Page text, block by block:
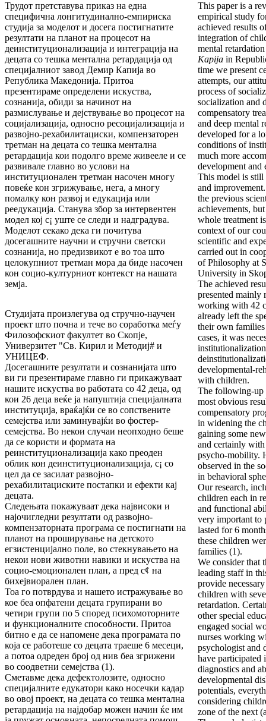
Трудот претставува приказ на една
специфична лонгитудинално-емпириска
студија за моделот и досега постигнатите
резултати на планот на процесот на
деинституционализација и интеграција на
децата со тешка ментална ретардација од
специјалниот завод Демир Капија во
Република Македонија. Притоа
презентираме определени искуства,
сознанија, обиди за начинот на
размислување и дејствување во процесот на
социјализација, односно ресоцијализација и
развојно-рехабилитациски, компензаторен
третман на децата со тешка ментална
ретардација кои подолго време живееле и се
развивале главно во услови на
институционален третман насочен многу
повеќе кон згрижување, нега, а многу
помалку кон развој и едукација или
реедукација. Станува збор за интервентен
модел кој с¡ уште се следи и надградува.
Моделот секако дека ги почитува
досегашните научни и стручни светски
сознанија, но предизвикот е во тоа што
целокупниот третман мора да биде насочен
кон социо-културниот контекст на нашата
земја.
This paper is a
empirical study
achieved results
integration of
mental
Kapija in
time we present
attempts, our
process of
socialization and
compensatory
and deep mental
developed for a
conditions of
much more
development and
This model is
and
the previous
achievements,
whole treatment
context of our
scientific and
carried out in
of Philosophy at
University in
The achieved
presented mainly
working with 42
already left the
their own
cases, it was
developmental-
with children.
The following-up
most obvious
compensatory
in widening the
gaining some
and certainly with
psycho-mobility.
observed in the
in behavioral
Our research,
children each in
and functional
very important to
lasted for 6
these children
families (1).
We consider that
leading staff in
provide
children with
retardation.
other special
engaged social
nurses working
psychologist and
have participated
diagnostics and
developmental
potentials,
considering
zone of the next
Студијата произлегува од стручно-научен
проект што почна и тече во соработка меѓу
Филозофскиот факултет во Скопје,
Универзитет "Св. Кирил и Методиј# и
УНИЦЕФ.
Досегашните резултати и сознанијата што
ви ги презентираме главно ги прикажуваат
нашите искуства во работата со 42 деца, од
кои 26 деца веќе ја напуштија специјалната
институција, враќајќи се во сопствените
семејства или заминувајќи во фостер-
семејства. Во некои случаи неопходно беше
да се користи и формата на
реинституционализација како преоден
облик кон деинституционализација, с¡ со
цел да се засилат развојно-
рехабилитациските постапки и ефекти кај
децата.
Следењата покажуваат дека највисоки и
најочигледни резултати од развојно-
компензаторната програма се постигнати на
планот на проширување на детското
егзистенцијално поле, во стекнувањето на
некои нови животни навики и искуства на
социо-емоционален план, а пред с¢ на
бихејвиорален план.
Тоа го потврдува и нашето истражување во
кое беа опфатени децата групирани во
четири групи по 5 според психомоторните
и функционалните способности. Притоа
битно е да се напомене дека програмата по
која се работеше со децата траеше 6 месеци,
а потоа одреден број од нив беа згрижени
во соодветни семејства (1).
Сметавме дека дефектолозите, односно
специјалните едукатори како носечки кадар
во овој проект, на децата со тешка ментална
ретардација на најдобар можен начин ќе им